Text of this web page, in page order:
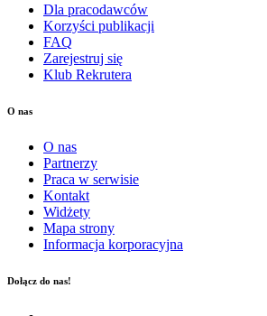
Dla pracodawców
Korzyści publikacji
FAQ
Zarejestruj się
Klub Rekrutera
O nas
O nas
Partnerzy
Praca w serwisie
Kontakt
Widżety
Mapa strony
Informacja korporacyjna
Dołącz do nas!